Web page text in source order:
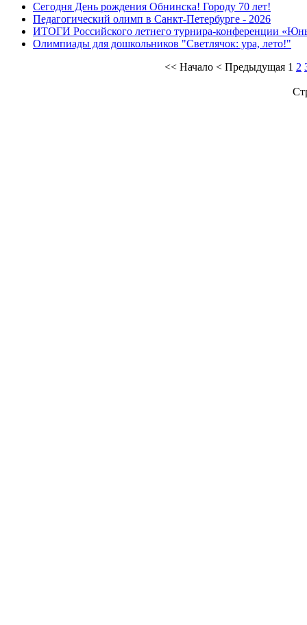
Сегодня День рождения Обнинска! Городу 70 лет!
Педагогический олимп в Санкт-Петербурге - 2026
ИТОГИ Российского летнего турнира-конференции
Олимпиады для дошкольников "Светлячок: ура, лето!"
<< Начало < Предыдущая 1 2